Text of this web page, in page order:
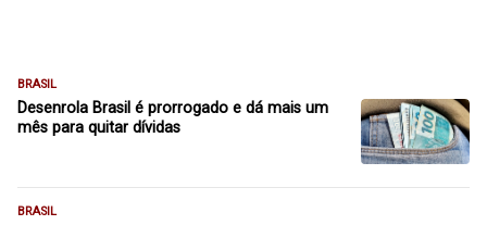
BRASIL
Desenrola Brasil é prorrogado e dá mais um
mês para quitar dívidas
BRASIL